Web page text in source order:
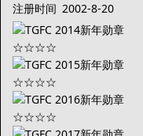
注册时间 2002-8-20